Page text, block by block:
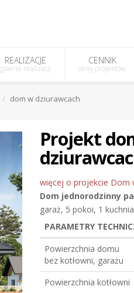
REALIZACJE
galerie realizacji
CENNIK
ceny projektów
dom w dziurawcach
Projekt
więcej o projekcie Dom
Dom jednorodzinny
garaż, 5 pokoi, 1
PARAMETRY
Powierzchnia domu
bez kotłowni, garażu
Powierzchnia kotłowni